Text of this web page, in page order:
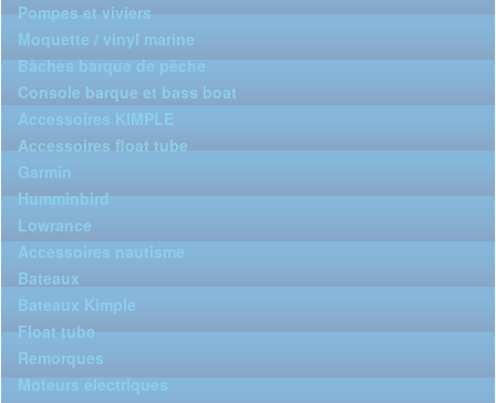
Pompes et viviers
Moquette / vinyl marine
Bâches barque de pêche
Console barque et bass boat
Accessoires KIMPLE
Accessoires float tube
Garmin
Humminbird
Lowrance
Accessoires nautisme
Bateaux
Bateaux Kimple
Float tube
Remorques
Moteurs électriques